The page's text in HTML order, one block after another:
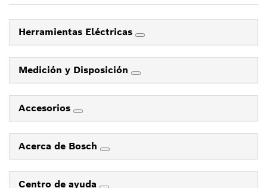
Herramientas Eléctricas
Medición y Disposición
Accesorios
Acerca de Bosch
Centro de ayuda